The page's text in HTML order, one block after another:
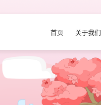
首页 关于我们